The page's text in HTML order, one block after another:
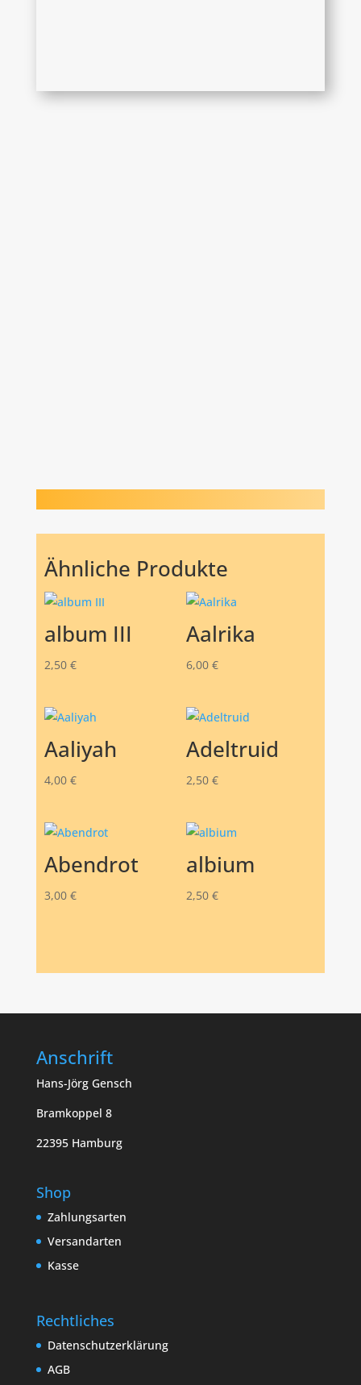
Ähnliche Produkte
album III
2,50 €
Aalrika
6,00 €
Aaliyah
4,00 €
Adeltruid
2,50 €
Abendrot
3,00 €
albium
2,50 €
Anschrift
Hans-Jörg Gensch
Bramkoppel 8
22395 Hamburg
Shop
Zahlungsarten
Versandarten
Kasse
Rechtliches
Datenschutzerklärung
AGB